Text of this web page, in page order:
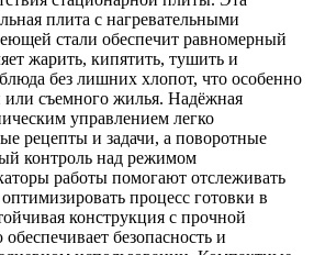
плита с нагревательными
стали обеспечит равномерный
жарить, кипятить, тушить и
без лишних хлопот, что особенно
или съемного жилья. Надёжная
управлением легко
рецепты и задачи, а поворотные
контроль над режимом
работы помогают отслеживать
процесс готовки в
конструкция с прочной
безопасность и